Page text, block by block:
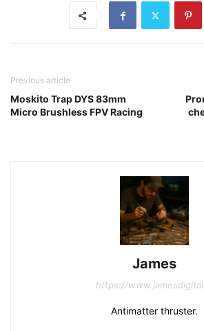
Previous article
Moskito Trap DYS 83mm
Micro Brushless FPV Racing
James
https://
Antimatter thruster.